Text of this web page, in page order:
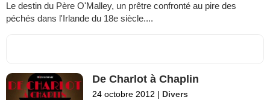
Le destin du Père O'Malley, un prêtre confronté au pire des
péchés dans l'Irlande du 18e siècle....
De Charlot à Chaplin
24 octobre 2012 | Divers